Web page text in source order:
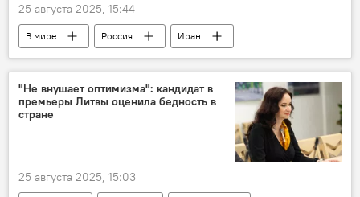
25 августа 2025, 15:44
В мире Россия
Иран
Владимир Путин
Политика
переговоры
США
"Не внушает оптимизма": кандидат в
премьеры Литвы оценила бедность в
стране
25 августа 2025, 15:03